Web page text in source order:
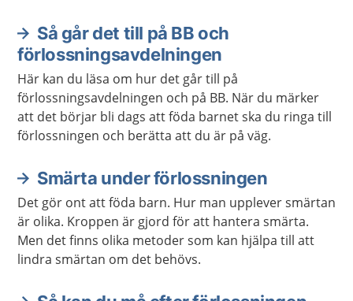
Så går det till på BB och
förlossningsavdelningen
Här kan du läsa om hur det går till på
förlossningsavdelningen och på BB. När du märker
att det börjar bli dags att föda barnet ska du ringa till
förlossningen och berätta att du är på väg.
Smärta under förlossningen
Det gör ont att föda barn. Hur man upplever smärtan
är olika. Kroppen är gjord för att hantera smärta.
Men det finns olika metoder som kan hjälpa till att
lindra smärtan om det behövs.